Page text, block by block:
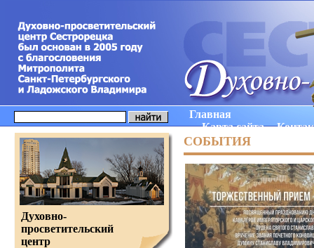
Главная
Карта сайта
СОБЫТИЯ
Духовно-
просветительский
центр